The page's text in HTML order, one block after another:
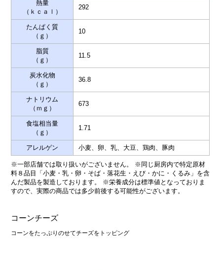
熱量
（ｋｃａｌ）
292
たんぱく質
（ｇ）
10
脂質
（ｇ）
11.5
炭水化物
（ｇ）
36.8
ナトリウム
（ｍｇ）
673
食塩相当量
（ｇ）
1.71
アレルゲン 小麦、卵、乳、大豆、鶏肉、豚肉
※一部店舗では取り扱いがございません。 ※同じ厨房内で特定原材
料８品目「小麦・乳・卵・そば・落花生・えび・かに・くるみ」を含
んだ製品を製造しております。 ※栄養成分は標準値となっておりま
すので、実際の商品では多少前後する可能性がございます。
コーンチーズ
コーンをたっぷりのせてチーズをトッピング